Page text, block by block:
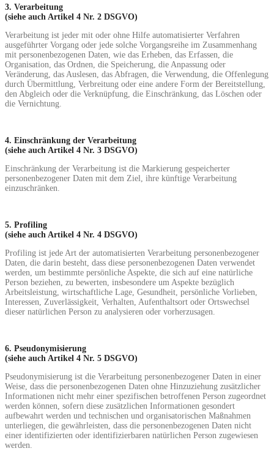
3. Verarbeitung
(siehe auch Artikel 4 Nr. 2 DSGVO)
Verarbeitung ist jeder mit oder ohne Hilfe automatisierter Verfahren
ausgeführter Vorgang oder jede solche Vorgangsreihe im Zusammenhang
mit personenbezogenen Daten, wie das Erheben, das Erfassen, die
Organisation, das Ordnen, die Speicherung, die Anpassung oder
Veränderung, das Auslesen, das Abfragen, die Verwendung, die Offenlegung
durch Übermittlung, Verbreitung oder eine andere Form der Bereitstellung,
den Abgleich oder die Verknüpfung, die Einschränkung, das Löschen oder
die Vernichtung.
4. Einschränkung der Verarbeitung
(siehe auch Artikel 4 Nr. 3 DSGVO)
Einschränkung der Verarbeitung ist die Markierung gespeicherter
personenbezogener Daten mit dem Ziel, ihre künftige Verarbeitung
einzuschränken.
5. Profiling
(siehe auch Artikel 4 Nr. 4 DSGVO)
Profiling ist jede Art der automatisierten Verarbeitung personenbezogener
Daten, die darin besteht, dass diese personenbezogenen Daten verwendet
werden, um bestimmte persönliche Aspekte, die sich auf eine natürliche
Person beziehen, zu bewerten, insbesondere um Aspekte bezüglich
Arbeitsleistung, wirtschaftliche Lage, Gesundheit, persönliche Vorlieben,
Interessen, Zuverlässigkeit, Verhalten, Aufenthaltsort oder Ortswechsel
dieser natürlichen Person zu analysieren oder vorherzusagen.
6. Pseudonymisierung
(siehe auch Artikel 4 Nr. 5 DSGVO)
Pseudonymisierung ist die Verarbeitung personenbezogener Daten in einer
Weise, dass die personenbezogenen Daten ohne Hinzuziehung zusätzlicher
Informationen nicht mehr einer spezifischen betroffenen Person zugeordnet
werden können, sofern diese zusätzlichen Informationen gesondert
aufbewahrt werden und technischen und organisatorischen Maßnahmen
unterliegen, die gewährleisten, dass die personenbezogenen Daten nicht
einer identifizierten oder identifizierbaren natürlichen Person zugewiesen
werden.